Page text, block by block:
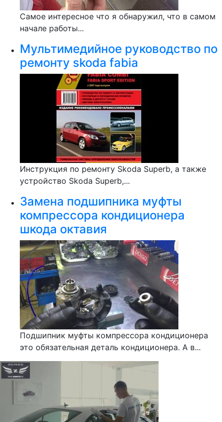
Самое интересное что я обнаружил, что в самом
начале работы...
Мультимедийное руководство по
ремонту skoda fabia
Инструкция по ремонту Skoda Superb, а также
устройство Skoda Superb,...
Замена подшипника муфты
компрессора кондиционера
шкода октавия
Подшипник муфты компрессора кондиционера
это обязательная деталь кондиционера. А в...